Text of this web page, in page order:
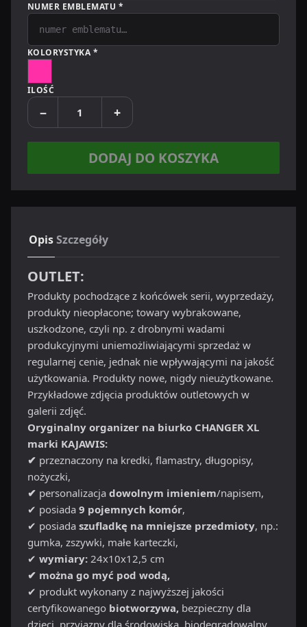
NUMER EMBLEMATU *
KOLORYSTYKA *
ILOŚĆ
− +
DODAJ DO KOSZYKA
OpisSzczegóły
OUTLET:
Produkty pochodzące z końcówek serii, wyprzedaży,
produkty nieopłacone; towary wybrakowane,
uszkodzone, czyli np. z drobnymi wadami
produkcyjnymi uniemożliwiającymi sprzedaż w
regularnej cenie, jednak nie wpływającymi na jakość
użytkowania. Produkty nowe, nigdy nieużytkowane.
Przykładowe zdjęcia produktów outletowych w
galerii zdjęć.
Oryginalny organizer na biurko CHANGER XL
marki KAJAWIS:
✔ przeznaczony na kredki, flamastry, długopisy,
nożyczki,
✔ personalizacja dowolnym imieniem/napisem,
✔ posiada 9 pojemnych komór,
✔ posiada szufladkę na mniejsze przedmioty, np.:
gumka, zszywki, małe karteczki,
✔ wymiary: 24x10x12,5 cm
✔ można go myć pod wodą,
✔ produkt wykonany z najwyższej jakości
certyfikowanego biotworzywa, bezpieczny dla
dzieci, przyjazny dla środowiska, biodegradowalny,